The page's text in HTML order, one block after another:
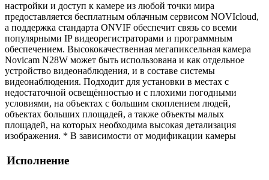
настройки и доступ к камере из любой точки мира
предоставляется бесплатным облачным сервисом NOVIcloud,
а поддержка стандарта ONVIF обеспечит связь со всеми
популярными IP видеорегистраторами и программным
обеспечением. Высококачественная мегапиксельная камера
Novicam N28W может быть использована и как отдельное
устройство видеонаблюдения, и в составе системы
видеонаблюдения. Подходит для установки в местах с
недостаточной освещённостью и с плохими погодными
условиями, на объектах с большим скоплением людей,
объектах больших площадей, а также объекты малых
площадей, на которых необходима высокая детализация
изображения. * В зависимости от модификации камеры
Исполнение